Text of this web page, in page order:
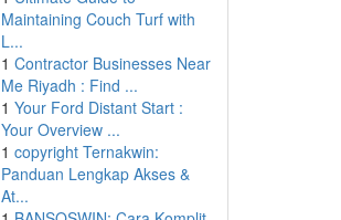
Maintaining Couch Turf with
L...
1 Contractor Businesses Near
Me Riyadh : Find ...
1 Your Ford Distant Start :
Your Overview ...
1 copyright Ternakwin:
Panduan Lengkap Akses &
At...